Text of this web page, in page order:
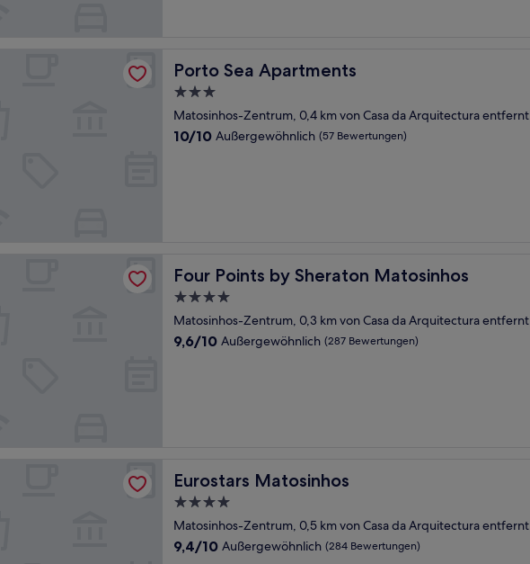
Porto Sea Apartments
Porto Sea Apartments
3.0-
Sterne-
Unterkunft
Matosinhos-Zentrum, 0,4 km von Casa da Arquitectura entfernt
10.0
10/10 Außergewöhnlich (57 Bewertungen)
Four Points by Sheraton Matosinhos
Four Points by Sheraton Matosinhos
4.0-
Sterne-
Unterkunft
Matosinhos-Zentrum, 0,3 km von Casa da Arquitectura entfernt
9.6
9,6/10 Außergewöhnlich (287 Bewertungen)
Eurostars Matosinhos
Eurostars Matosinhos
4.0-
Sterne-
Unterkunft
Matosinhos-Zentrum, 0,5 km von Casa da Arquitectura entfernt
9.4
9,4/10 Außergewöhnlich (284 Bewertungen)